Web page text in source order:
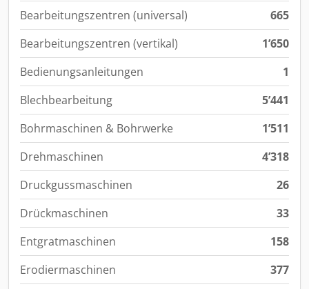
Bearbeitungszentren (universal)
665
Bearbeitungszentren (vertikal)
1’650
Bedienungsanleitungen
1
Blechbearbeitung
5’441
Bohrmaschinen & Bohrwerke
1’511
Drehmaschinen
4’318
Druckgussmaschinen
26
Drückmaschinen
33
Entgratmaschinen
158
Erodiermaschinen
377